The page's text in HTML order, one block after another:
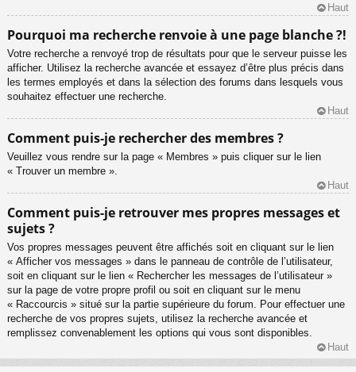
Haut
Pourquoi ma recherche renvoie à une page blanche ?!
Votre recherche a renvoyé trop de résultats pour que le serveur puisse les
afficher. Utilisez la recherche avancée et essayez d’être plus précis dans
les termes employés et dans la sélection des forums dans lesquels vous
souhaitez effectuer une recherche.
Haut
Comment puis-je rechercher des membres ?
Veuillez vous rendre sur la page « Membres » puis cliquer sur le lien
« Trouver un membre ».
Haut
Comment puis-je retrouver mes propres messages et
sujets ?
Vos propres messages peuvent être affichés soit en cliquant sur le lien
« Afficher vos messages » dans le panneau de contrôle de l’utilisateur,
soit en cliquant sur le lien « Rechercher les messages de l’utilisateur »
sur la page de votre propre profil ou soit en cliquant sur le menu
« Raccourcis » situé sur la partie supérieure du forum. Pour effectuer une
recherche de vos propres sujets, utilisez la recherche avancée et
remplissez convenablement les options qui vous sont disponibles.
Haut